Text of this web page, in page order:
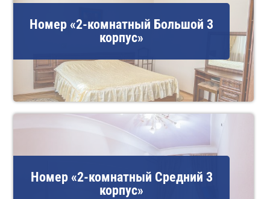
Номер «2-комнатный Большой 3
корпус»
Номер «2-комнатный Средний 3
корпус»